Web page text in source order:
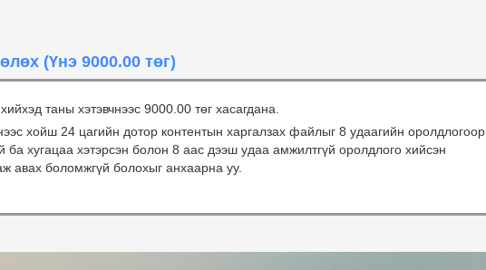
(Үнэ 9000.00 төг)
таны хэтэвчнээс 9000.00 төг хасагдана.
хойш 24 цагийн дотор контентын харгалзах файлыг 8 удаагийн оролдлогоор
ба хугацаа хэтэрсэн болон 8 аас дээш удаа амжилтгүй оролдлого хийсэн
авах боломжгүй болохыг анхаарна уу.